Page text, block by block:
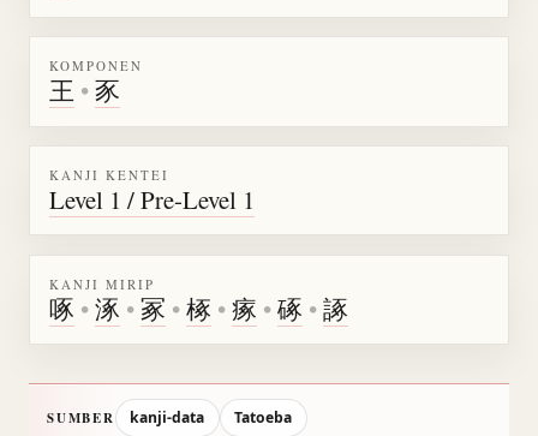
KOMPONEN
王 •豕
KANJI KENTEI
Level 1 / Pre-Level 1
KANJI MIRIP
啄 •涿 •冢 •椓 •瘃 •硺 •諑
SUMBER kanji-data Tatoeba